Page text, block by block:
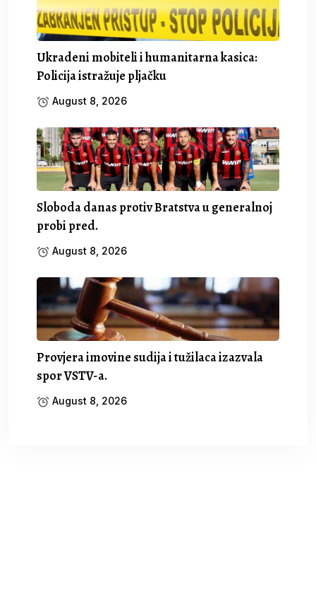
Ukradeni mobiteli i humanitarna kasica:
Policija istražuje pljačku
August 8, 2026
Sloboda danas protiv Bratstva u generalnoj
probi pred.
August 8, 2026
Provjera imovine sudija i tužilaca izazvala
spor VSTV-a.
August 8, 2026